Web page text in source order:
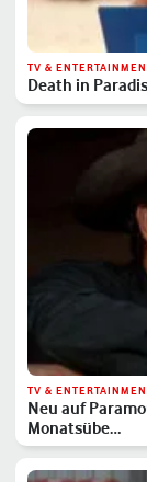
TV &
Death in
TV &
Neu auf
Monatsübe…